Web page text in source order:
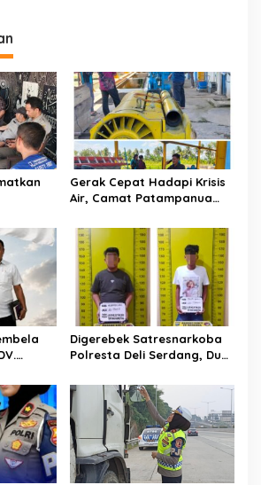
Solusi
Gerak Cepat Hadapi Krisis
Air, Camat Patampanua
Demi Selamatkan Ribuan
Hektare Sawah Warga
Digerebek Satresnarkoba
Polresta Deli Serdang, Dua
Merbau Dibekuk